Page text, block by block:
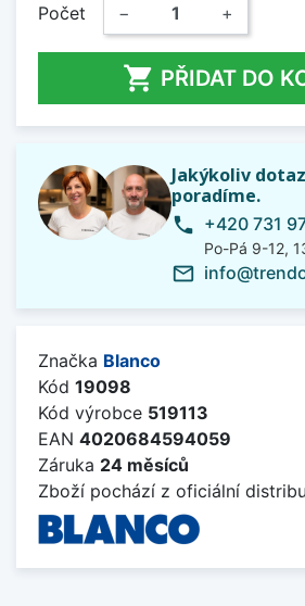
Počet − +
 PŘIDAT DO
Jakýkoliv
poradíme.
phone +420 731
Po-Pá 9-12,
mail_outline
Značka Blanco
Kód 19098
Kód výrobce 519113
EAN 4020684594059
Záruka 24 měsíců
Zboží pochází z oficiální